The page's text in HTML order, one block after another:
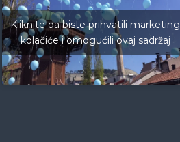
Kliknite da biste prihvatili marketing
kolačiće i omogućili ovaj sadržaj